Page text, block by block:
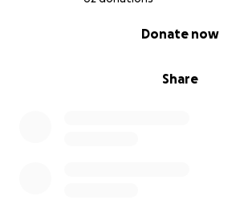
Share
Donate now